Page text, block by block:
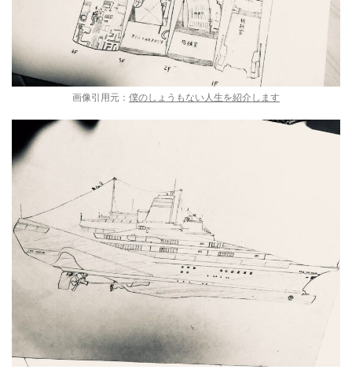
画像引用元： 僕のしょうもない人生を紹介します